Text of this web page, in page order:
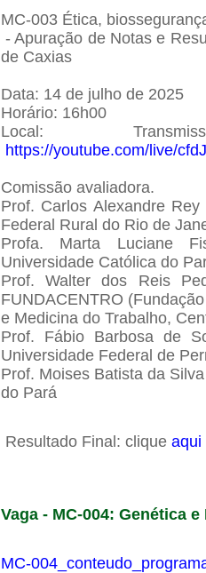
MC-003 Ética,
- Apuração de Notas e
de Caxias
Data: 14 de julho de 2025
Horário: 16h00
Local:
https://youtube.com/live/
Comissão avaliadora.
Prof. Carlos Alexandre
Federal Rural do Rio de
Profa. Marta Luciane
Universidade Católica do
Prof. Walter dos Reis
FUNDACENTRO
e Medicina do Trabalho,
Prof. Fábio Barbosa de
Universidade Federal de
Prof. Moises Batista da
do Pará
Resultado Final: clique aqui
Vaga - MC-004: Genética
MC-